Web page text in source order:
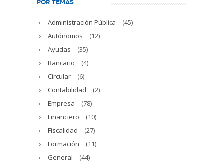
POR TEMAS
Administración Pública
(45)
Autónomos
(12)
Ayudas
(35)
Bancario
(4)
Circular
(6)
Contabilidad
(2)
Empresa
(78)
Financiero
(10)
Fiscalidad
(27)
Formación
(11)
General
(44)